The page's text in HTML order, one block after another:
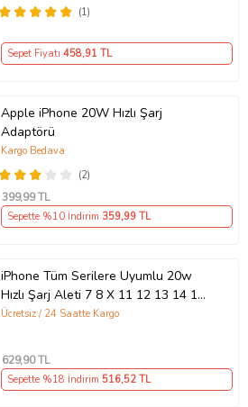
(1)
Sepet Fiyatı 458,91 TL
Apple iPhone 20W Hızlı Şarj
Adaptörü
(2)
Kargo Bedava
399,99 TL
Sepette %10 İndirim 359,99 TL
iPhone Tüm Serilere Uyumlu 20w
Hızlı Şarj Aleti 7 8 X 11 12 13 14 15
16 İçin Type-C Girişli Adaptör
Ücretsiz / 24 Saatte Kargo
629,90 TL
Sepette %18 İndirim 516,52 TL